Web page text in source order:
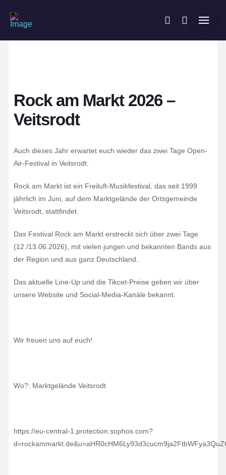
Rock am Markt 2026 –
Veitsrodt
Auch dieses Jahr erwartet euch wieder das zwei Tage Open-
Air-Festival in Veitsrodt.
Rock am Markt ist ein Freiluft-Musikfestival, das seit 1999
jährlich im Juni, auf dem Marktgelände der Ortsgemeinde
Veitsrodt, stattfindet.
Das Festival Rock am Markt erstreckt sich über zwei Tage
(12./13.06.2026), mit vielen jungen und bekannten Bands aus
der Region und aus ganz Deutschland..
Das aktuelle Line-Up und die Tikcet-Preise geben wir über
unsere Website und Social-Media-Kanäle bekannt.
Wir freuen uns auf euch!
Wo?: Marktgelände Veitsrodt
https://eu-central-1.protection.sophos.com?